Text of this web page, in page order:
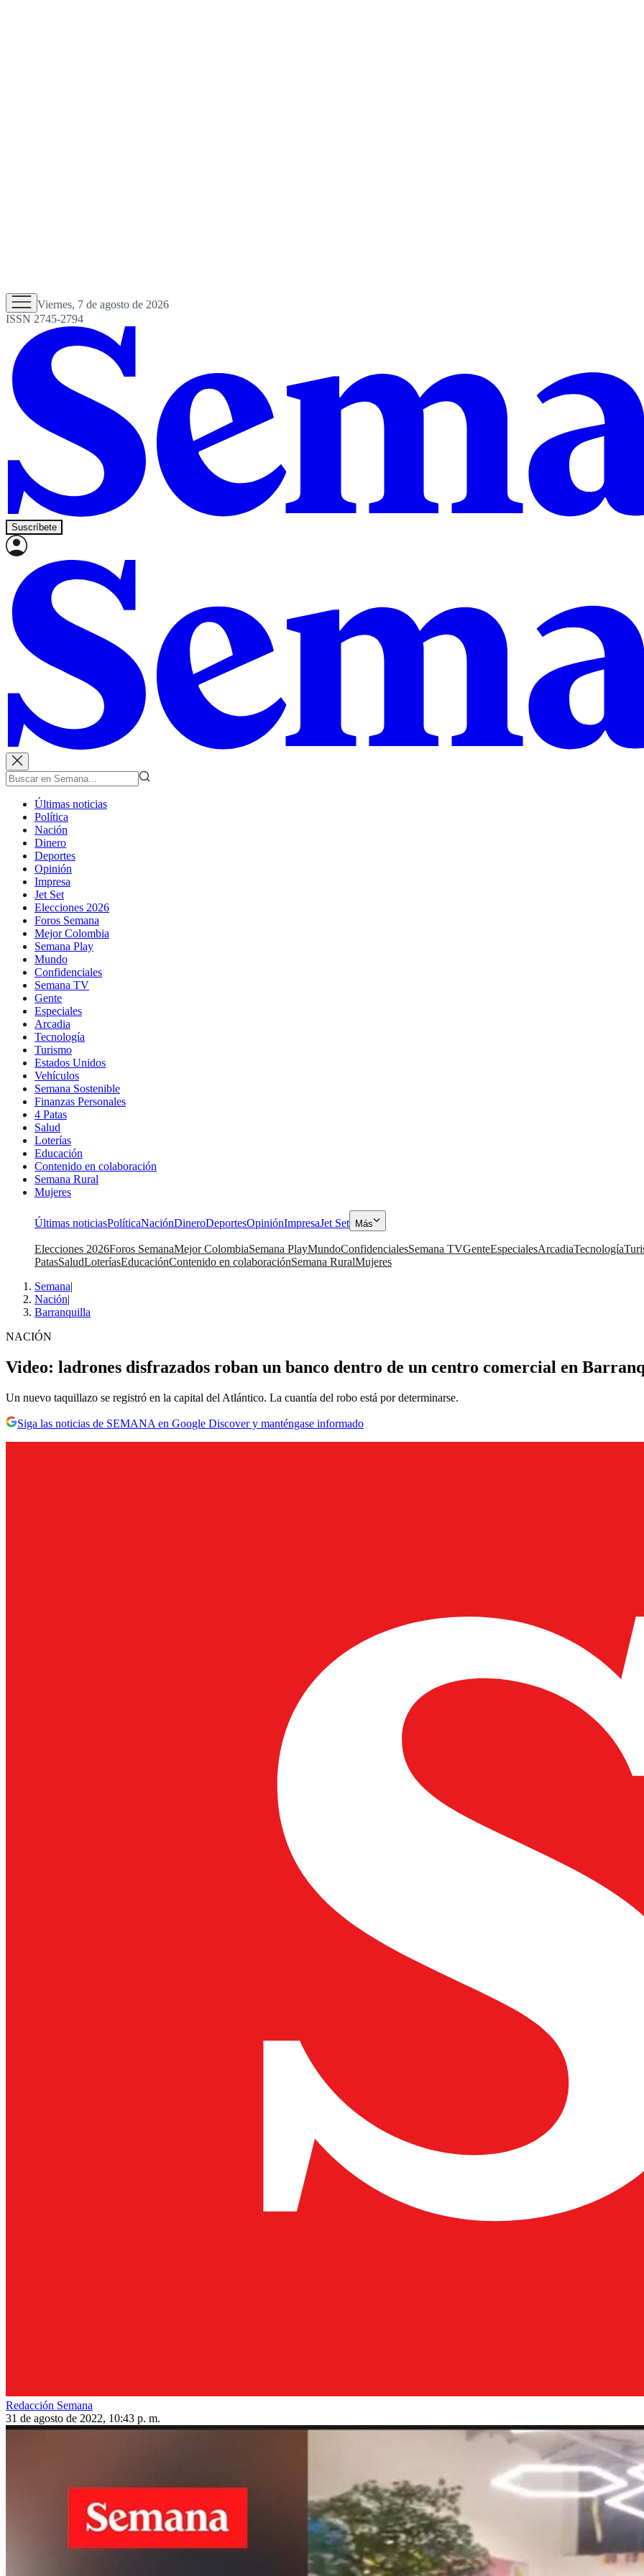
Viernes, 7 de agosto de 2026
ISSN 2745-2794
Suscríbete
Últimas noticias
Política
Nación
Dinero
Deportes
Opinión
Impresa
Jet Set
Elecciones 2026
Foros Semana
Mejor Colombia
Semana Play
Mundo
Confidenciales
Semana TV
Gente
Especiales
Arcadia
Tecnología
Turismo
Estados Unidos
Vehículos
Semana Sostenible
Finanzas Personales
4 Patas
Salud
Loterías
Educación
Contenido en colaboración
Semana Rural
Mujeres
Últimas noticiasPolíticaNaciónDineroDeportesOpiniónImpresaJet Set Más
Elecciones 2026Foros SemanaMejor ColombiaSemana PlayMundoConfidencialesSemana TVGenteEspecialesArcadiaTecnología
PatasSaludLoteríasEducaciónContenido en colaboraciónSemana RuralMujeres
Semana|
Nación|
Barranquilla
NACIÓN
Video: ladrones disfrazados roban un banco dentro de un centro comercial en
Un nuevo taquillazo se registró en la capital del Atlántico. La cuantía del robo está por determinarse.
Siga las noticias de SEMANA en Google Discover y manténgase informado
Redacción Semana
31 de agosto de 2022, 10:43 p. m.